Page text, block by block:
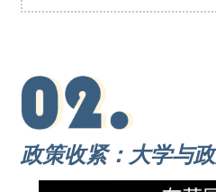
政策收紧：大学与